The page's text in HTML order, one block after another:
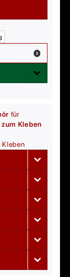
für
Kleben
Kleben